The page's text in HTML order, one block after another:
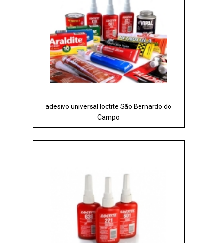
adesivo universal loctite São Bernardo do
Campo